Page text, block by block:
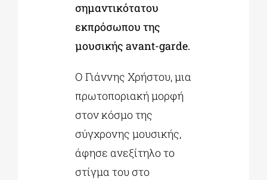
σημαντικότατου
εκπρόσωπου της
μουσικής avant-garde.
Ο Γιάννης Χρήστου, μια
πρωτοποριακή μορφή
στον κόσμο της
σύγχρονης μουσικής,
άφησε ανεξίτηλο το
στίγμα του στο